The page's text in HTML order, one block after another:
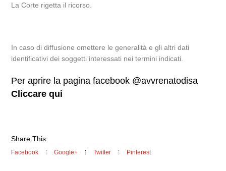
La Corte rigetta il ricorso.
In caso di diffusione omettere le generalità e gli altri dati
identificativi dei soggetti interessati nei termini indicati.
Per aprire la pagina facebook @avvrenatodisa
Cliccare qui
Share This:
Facebook Google+ Twitter Pinterest